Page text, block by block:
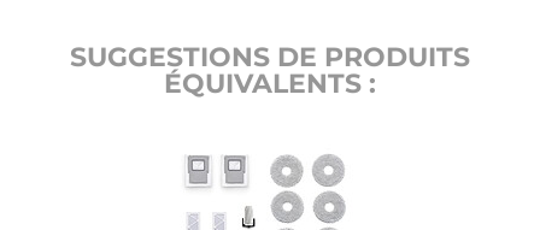
SUGGESTIONS DE PRODUITS
ÉQUIVALENTS :